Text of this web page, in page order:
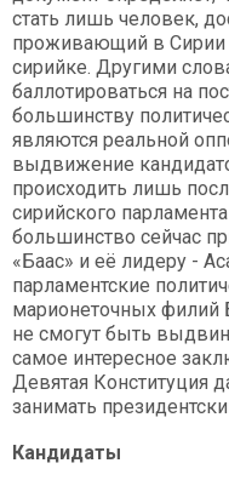
стать лишь человек,
проживающий в Сирии
сирийке. Другими
баллотироваться на
большинству
являются реальной
выдвижение
происходить лишь
сирийского
большинство сейчас
«Баас» и её лидеру -
парламентские
марионеточных филий
не смогут быть
самое интересное
Девятая Конституция
занимать
Кандидаты